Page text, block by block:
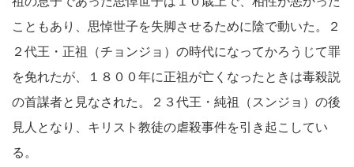
こともあり、思悼世子を失脚させるために陰で動いた。２
２代王・正祖（チョンジョ）の時代になってかろうじて罪
を免れたが、１８００年に正祖が亡くなったときは毒殺説
の首謀者と見なされた。２３代王・純祖（スンジョ）の後
見人となり、キリスト教徒の虐殺事件を引き起こしてい
る。